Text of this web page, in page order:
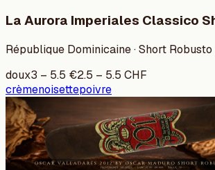
La Aurora Imperiales Classico
République Dominicaine · Short Robusto
doux3 – 5.5 €2.5 – 5.5 CHF
crèmenoisettepoivre